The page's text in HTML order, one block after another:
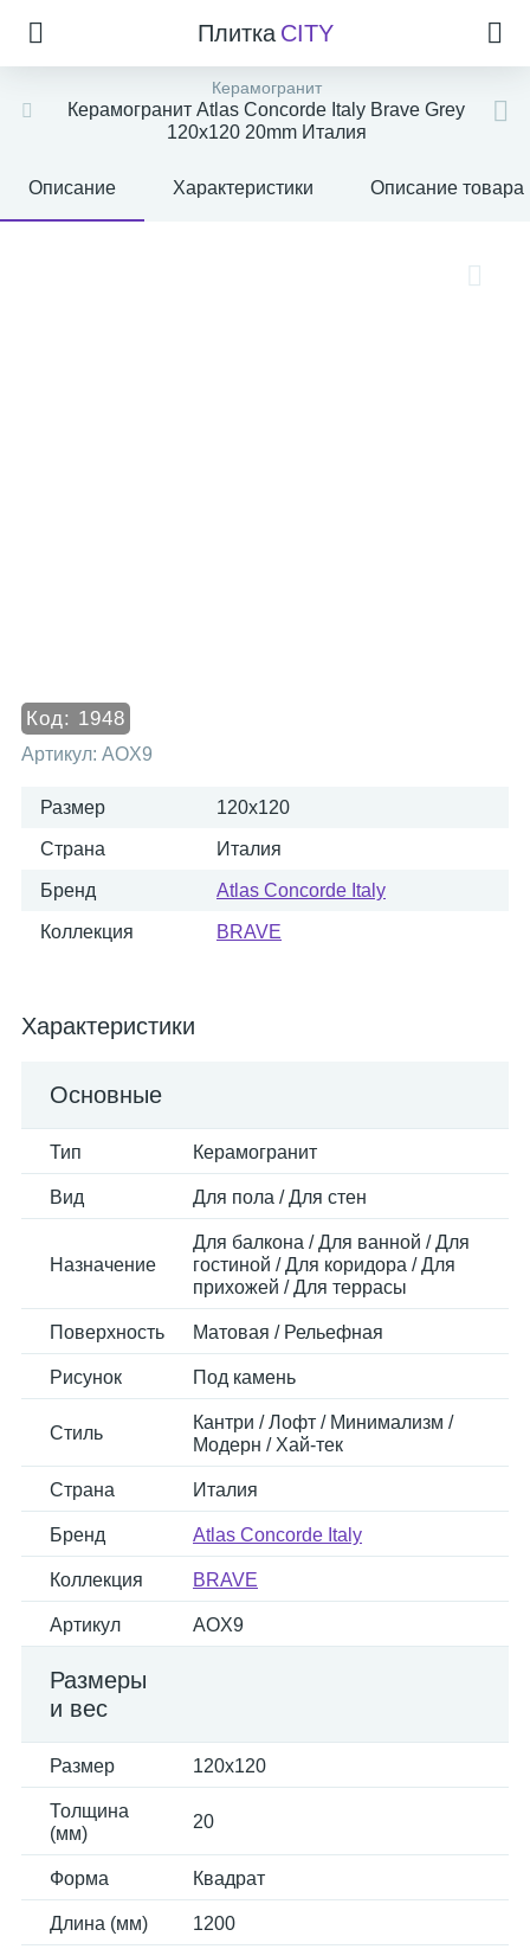
Плитка CITY
Керамогранит
Керамогранит Atlas Concorde Italy Brave Grey
120x120 20mm Италия
Описание Характеристики Описание товара
Код: 1948
Артикул: AOX9
Размер 120x120
Страна Италия
Бренд Atlas Concorde Italy
Коллекция BRAVE
Характеристики
Основные
Тип Керамогранит
Вид Для пола / Для стен
Назначение
Для балкона / Для ванной / Для
гостиной / Для коридора / Для
прихожей / Для террасы
Поверхность Матовая / Рельефная
Рисунок Под камень
Стиль
Кантри / Лофт / Минимализм /
Модерн / Хай-тек
Страна Италия
Бренд Atlas Concorde Italy
Коллекция BRAVE
Артикул AOX9
Размеры
и вес
Размер 120x120
Толщина
(мм)
20
Форма Квадрат
Длина (мм) 1200